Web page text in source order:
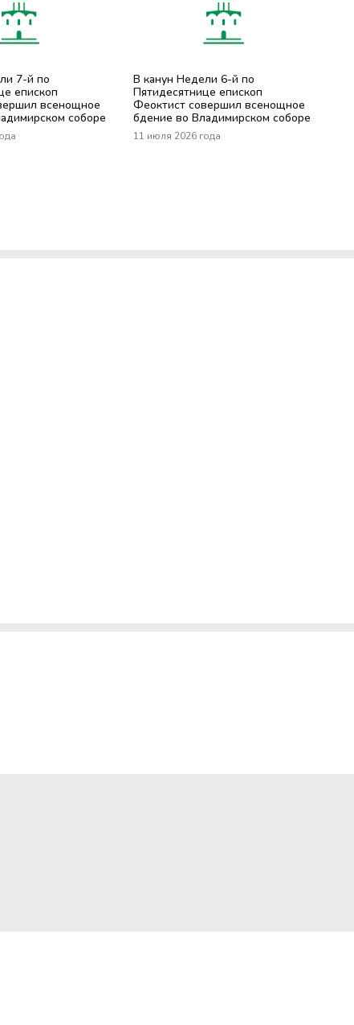
7-й по
епископ
всенощное
соборе
В канун Недели 6-й по
Пятидесятнице епископ
Феоктист совершил всенощное
бдение во Владимирском соборе
11 июля 2026 года